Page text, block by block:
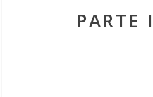
PARTE